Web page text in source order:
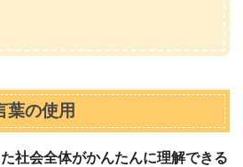
の使用
社会全体がかんたんに理解できる